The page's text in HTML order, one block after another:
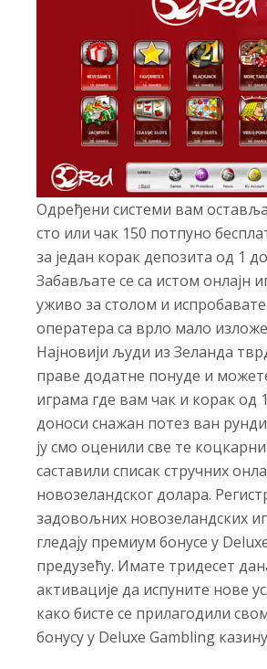
Одређени системи вам
сто или чак 150 потпуно
за један корак депозита од 1
Забављате се са истом онлајн
уживо за столом и испробавате
оператера са врло мало
Најновији људи из Зеланда
праве додатне понуде и
играма где вам чак и корак од
доноси снажан потез ван
ју смо оценили све те
саставили списак стручних
новозеландског долара.
задовољних новозеландских
гледају премиум бонусе у
предузећу. Имате тридесет
активације да испуните нове
како бисте се прилагодили
бонусу у Deluxe Gambling